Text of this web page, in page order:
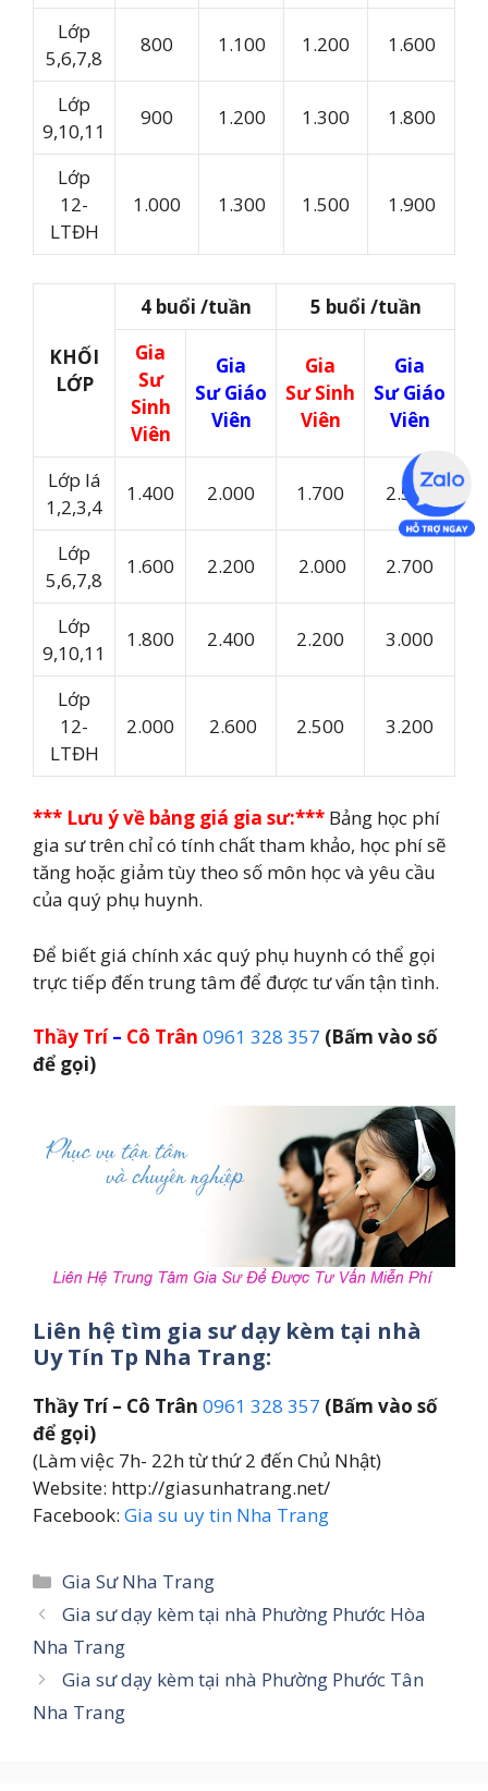
Lớp
5,6,7,8
800 1.100 1.200 1.600
Lớp
9,10,11
900 1.200 1.300 1.800
Lớp
12-
LTĐH
1.000 1.300 1.500 1.900
KHỐI
LỚP
4 buổi /tuần
5 buổi /tuần
Gia
Sư
Sinh
Viên
Gia
Sư Giáo
Viên
Gia
Sư Sinh
Viên
Gia
Sư Giáo
Viên
Lớp lá
1,2,3,4
1.400 2.000 1.700 2.500
Lớp
5,6,7,8
1.600 2.200 2.000 2.700
Lớp
9,10,11
1.800 2.400 2.200 3.000
Lớp
12-
LTĐH
2.000 2.600 2.500 3.200
*** Lưu ý về bảng giá gia sư:*** Bảng học phí
gia sư trên chỉ có tính chất tham khảo, học phí sẽ
tăng hoặc giảm tùy theo số môn học và yêu cầu
của quý phụ huynh.
Để biết giá chính xác quý phụ huynh có thể gọi
trực tiếp đến trung tâm để được tư vấn tận tình.
Thầy Trí– Cô Trân 0961 328 357 (Bấm vào số
để gọi)
Liên hệ tìm gia sư dạy kèm tại nhà
Uy Tín Tp Nha Trang:
Thầy Trí – Cô Trân 0961 328 357 (Bấm vào số
để gọi)
(Làm việc 7h- 22h từ thứ 2 đến Chủ Nhật)
Website: http://giasunhatrang.net/
Facebook: Gia su uy tin Nha Trang
Danh
mục
Gia Sư Nha Trang
Gia sư dạy kèm tại nhà Phường Phước Hòa
Nha Trang
Gia sư dạy kèm tại nhà Phường Phước Tân
Nha Trang